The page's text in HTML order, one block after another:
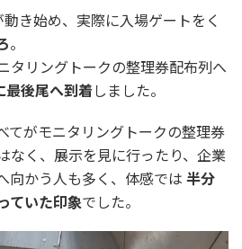
き始め、実際に入場ゲートをく
。
タリングトークの整理券配布列へ
最後尾へ到着しました。
てがモニタリングトークの整理券
なく、展示を見に行ったり、企業
向かう人も多く、体感では 半分
ていた印象でした。